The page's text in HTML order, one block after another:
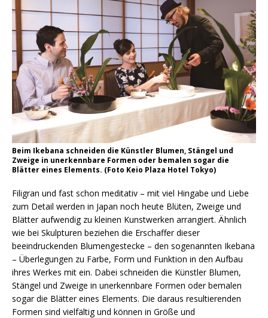
Beim Ikebana schneiden die Künstler Blumen, Stängel und
Zweige in unerkennbare Formen oder bemalen sogar die
Blätter eines Elements. (Foto Keio Plaza Hotel Tokyo)
Filigran und fast schon meditativ – mit viel Hingabe und Liebe
zum Detail werden in Japan noch heute Blüten, Zweige und
Blätter aufwendig zu kleinen Kunstwerken arrangiert. Ähnlich
wie bei Skulpturen beziehen die Erschaffer dieser
beeindruckenden Blumengestecke – den sogenannten Ikebana
– Überlegungen zu Farbe, Form und Funktion in den Aufbau
ihres Werkes mit ein. Dabei schneiden die Künstler Blumen,
Stängel und Zweige in unerkennbare Formen oder bemalen
sogar die Blätter eines Elements. Die daraus resultierenden
Formen sind vielfältig und können in Größe und